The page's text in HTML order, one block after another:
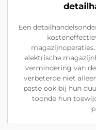
Een
elektrische
vermindering van
verbeterde niet
paste ook bij hun
toonde hun